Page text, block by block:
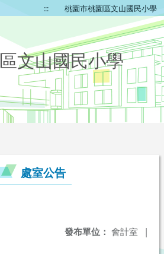
::: 桃園市桃園區文山國民小學
文山國民小學
處室公告
發布單位： 會計室 |